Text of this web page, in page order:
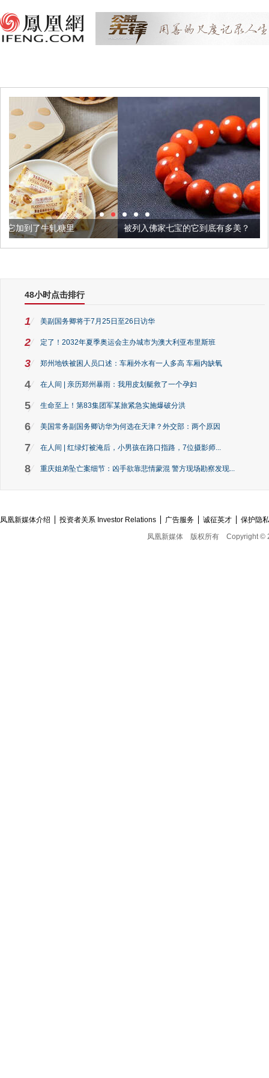
被列入佛家七宝的它到底有多美？
48小时点击排行
1 美副国务卿将于7月25日至26日访华
2 定了！2032年夏季奥运会主办城市为澳大利亚布里斯班
3 郑州地铁被困人员口述：车厢外水有一人多高 车厢内缺氧
4 在人间 | 亲历郑州暴雨：我用皮划艇救了一个孕妇
5 生命至上！第83集团军某旅紧急实施爆破分洪
6 美国常务副国务卿访华为何选在天津？外交部：两个原因
7 在人间 | 红绿灯被淹后，小男孩在路口指路，7位摄影师...
8 重庆姐弟坠亡案细节：凶手欲靠悲情蒙混 警方现场勘察发现...
凤凰新媒体介绍 投资者关系 Investor Relations 广告服务 诚征英才
保护隐
凤凰新媒体
版权所有 Copyright ©